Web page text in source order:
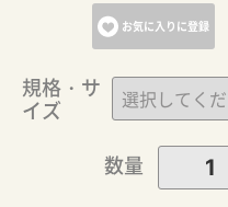
お気に入りに登録
規格・サ
イズ
数量